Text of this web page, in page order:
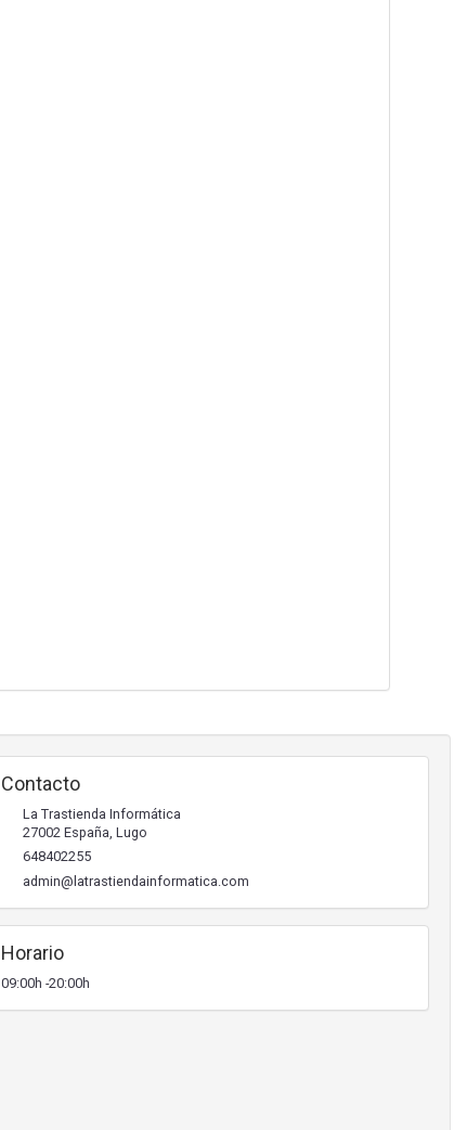
Contacto
La Trastienda Informática
27002 España, Lugo
648402255
admin@latrastiendainformatica.com
Horario
09:00h -20:00h